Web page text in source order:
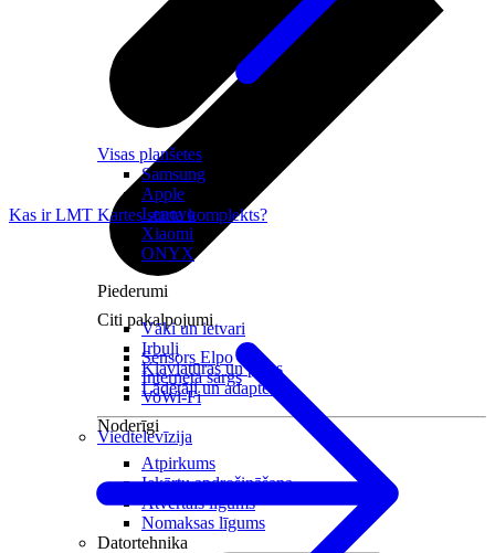
Citi pakalpojumi
Sensors Elpo
Interneta sargs
VoWi-Fi
Viedtelevīzija
Visas planšetes
Samsung
Apple
Lenovo
Xiaomi
ONYX
Piederumi
Vāki un ietvari
Irbuļi
Klaviatūras un peles
Lādētāji un adapteri
Noderīgi
Atpirkums
Iekārtu apdrošināšana
Atvērtais līgums
Nomaksas līgums
Datortehnika
Kas ir LMT Kartes starta komplekts?